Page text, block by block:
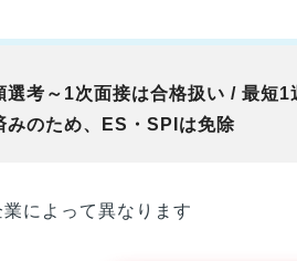
選考～1次面接は合格扱い / 最短
みのため、ES・SPIは免除
によって異なります